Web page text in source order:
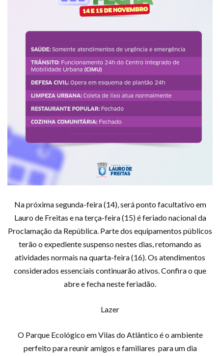
Na próxima segunda-feira (14), será ponto facultativo em
Lauro de Freitas e na terça-feira (15) é feriado nacional da
Proclamação da República. Parte dos equipamentos públicos
terão o expediente suspenso nestes dias, retomando as
atividades normais na quarta-feira (16). Os atendimentos
considerados essenciais continuarão ativos. Confira o que
abre e fecha neste feriadão.
Lazer
O Parque Ecológico em Vilas do Atlântico é o ambiente
perfeito para reunir amigos e familiares para um dia